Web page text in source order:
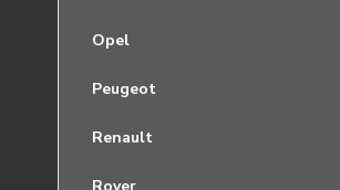
Opel
Peugeot
Renault